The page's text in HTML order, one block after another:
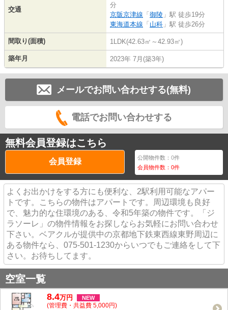
交通
分
京阪京津線 「 御陵 」駅 徒歩19分
東海道本線 「 山科 」駅 徒歩26分
間取り(面積) 1LDK(42.63㎡～42.93㎡)
築年月 2023年 7月(築3年)
メールでお問い合わせする(無料)
電話でお問い合わせする
無料会員登録はこちら
会員登録 公開物件数：0件
会員物件数：0件
よくお出かけをする方にも便利な、2駅利用可能なアパー
トです。こちらの物件はアパートです。周辺環境も良好
で、魅力的な住環境のある、令和5年築の物件です。「ジ
ラソーレ」の物件情報をお探しならお気軽にお問い合わせ
下さい。ベアクルが提供中の京都地下鉄東西線東野周辺に
ある物件なら、075-501-1230からいつでもご連絡をして下
さい。お待ちしてます。
空室一覧
8.4万円 NEW
(管理費・共益費 5,000円)